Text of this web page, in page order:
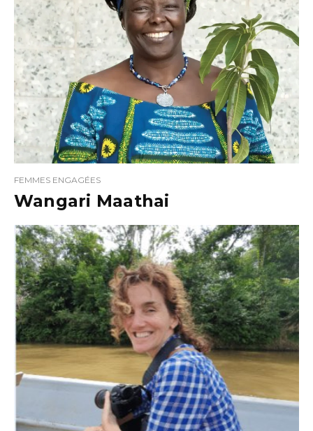
FEMMES ENGAGÉES
Wangari Maathai